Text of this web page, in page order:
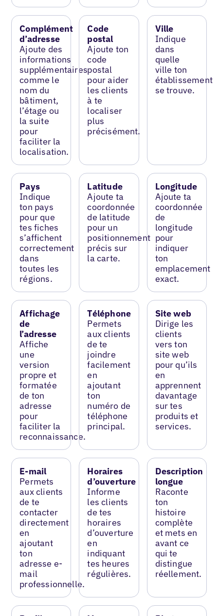
Complément
d’adresse
Ajoute des
informations
supplémentaires
comme le
nom du
bâtiment,
l’étage ou
la suite
pour
faciliter la
localisation.
Code
postal
Ajoute ton
code
postal
pour aider
les clients
à te
localiser
plus
précisément.
Ville
Indique
dans
quelle
ville ton
établissement
se trouve.
Pays
Indique
ton pays
pour que
tes fiches
s’affichent
correctement
dans
toutes les
régions.
Latitude
Ajoute ta
coordonnée
de latitude
pour un
positionnement
précis sur
la carte.
Longitude
Ajoute ta
coordonnée
de
longitude
pour
indiquer
ton
emplacement
exact.
Affichage
de
l’adresse
Affiche
une
version
propre et
formatée
de ton
adresse
pour
faciliter la
reconnaissance.
Téléphone
Permets
aux clients
de te
joindre
facilement
en
ajoutant
ton
numéro de
téléphone
principal.
Site web
Dirige les
clients
vers ton
site web
pour qu’ils
en
apprennent
davantage
sur tes
produits et
services.
E-mail
Permets
aux clients
de te
contacter
directement
en
ajoutant
ton
adresse e-
mail
professionnelle.
Horaires
d’ouverture
Informe
les clients
de tes
horaires
d’ouverture
en
indiquant
tes heures
régulières.
Description
longue
Raconte
ton
histoire
complète
et mets en
avant ce
qui te
distingue
réellement.